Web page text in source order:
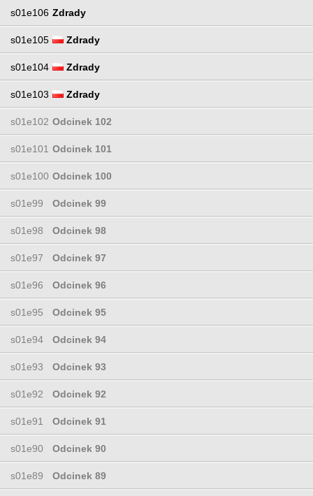
s01e106 Zdrady
s01e105 Zdrady
s01e104 Zdrady
s01e103 Zdrady
s01e102 Odcinek 102
s01e101 Odcinek 101
s01e100 Odcinek 100
s01e99 Odcinek 99
s01e98 Odcinek 98
s01e97 Odcinek 97
s01e96 Odcinek 96
s01e95 Odcinek 95
s01e94 Odcinek 94
s01e93 Odcinek 93
s01e92 Odcinek 92
s01e91 Odcinek 91
s01e90 Odcinek 90
s01e89 Odcinek 89